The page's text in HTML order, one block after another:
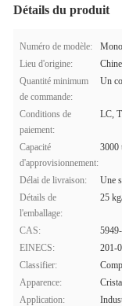
Détails du produit
Numéro de modèle:
Lieu d'origine:
Chine
Quantité minimum
de commande:
Un
Conditions de
paiement:
LC,
Capacité
d'approvisionnement:
3000
Délai de livraison:
Une
Détails de
l'emballage:
25
CAS:
EINECS:
201-
Classifier:
Apparence:
Application: